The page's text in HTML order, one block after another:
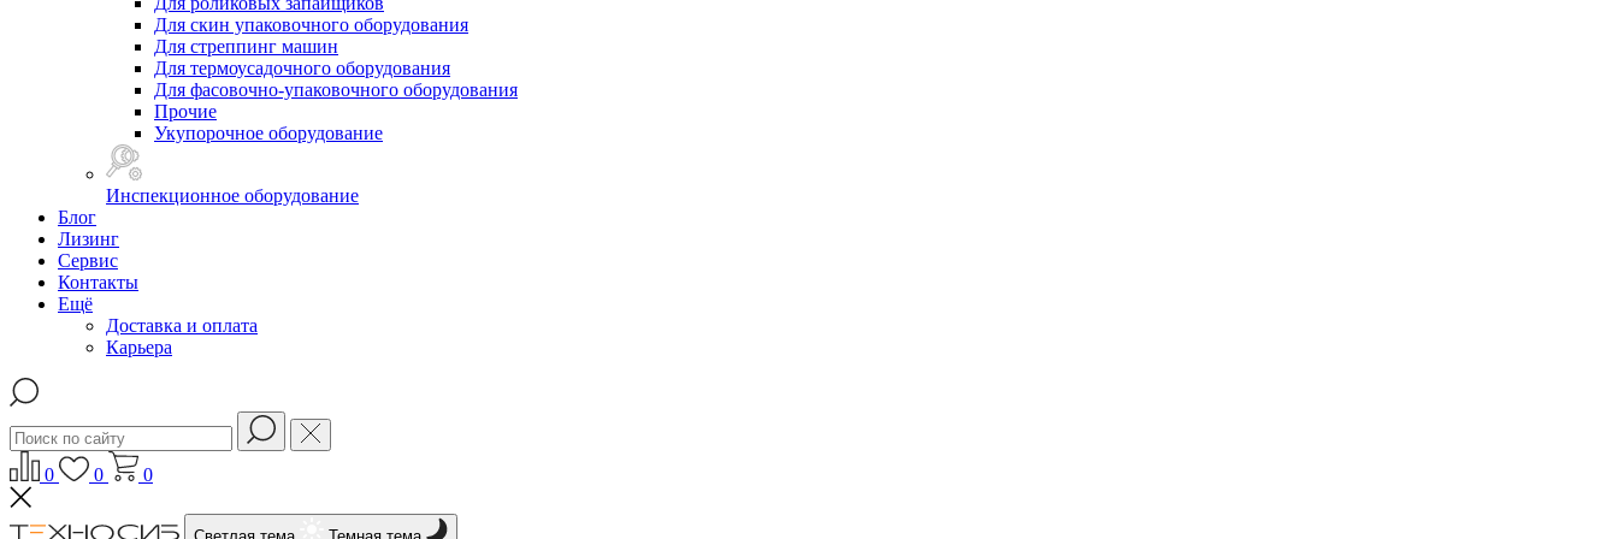
Для скин упаковочного оборудования
Для стреппинг машин
Для термоусадочного оборудования
Для фасовочно-упаковочного оборудования
Прочие
Укупорочное оборудование
Инспекционное оборудование
Блог
Лизинг
Сервис
Контакты
Ещё
Доставка и оплата
Карьера
0 0 0